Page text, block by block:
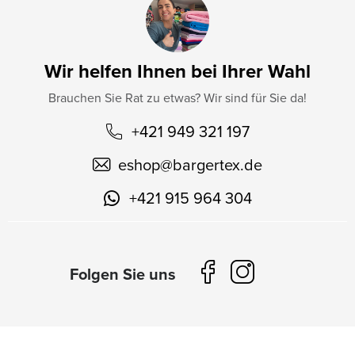
Wir helfen Ihnen bei Ihrer Wahl
Brauchen Sie Rat zu etwas? Wir sind für Sie da!
+421 949 321 197
eshop@bargertex.de
+421 915 964 304